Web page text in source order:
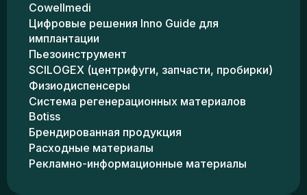
Cowellmedi
Цифровые решения Inno Guide для
имплантации
Пьезоинструмент
SCILOGEX (центрифуги, запчасти, пробирки)
Физиодиспенсеры
Система регенерационных материалов
Botiss
Брендированная продукция
Расходные материалы
Рекламно-информационные материалы